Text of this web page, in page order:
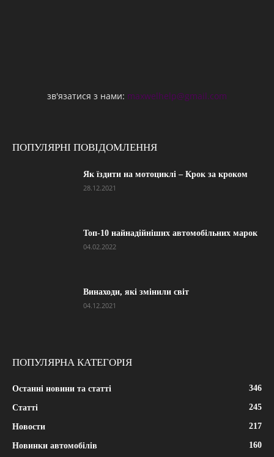
зв'язатися з нами: maxwelhelp@gmail.com
ПОПУЛЯРНІ ПОВІДОМЛЕННЯ
Як їздити на мотоциклі – Крок за кроком
28.12.2021
Топ-10 найнадійніших автомобільних марок
04.02.2022
Винаходи, які змінили світ
04.12.2021
ПОПУЛЯРНА КАТЕГОРІЯ
Останні новини та статті 346
Статті 245
Новости 217
Новинки автомобілів 160